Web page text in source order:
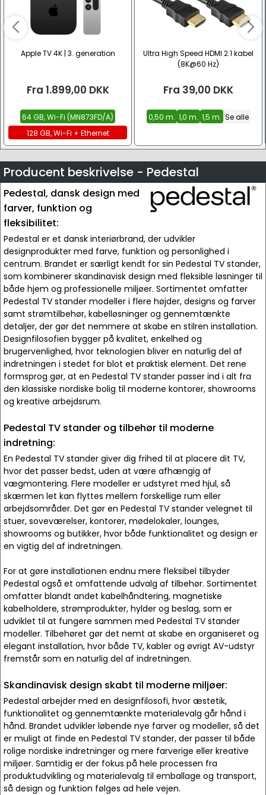
Apple TV 4K | 3. generation
Fra 1.899,00 DKK
64 GB, Wi-Fi (MN873FD/A)
128 GB, Wi-Fi + Ethernet
(MN893FD/A)
Ultra High Speed HDMI 2.1 kabel
(8K@60 Hz)
Fra 39,00 DKK
0,50 m. 1,0 m. 1,5 m. Se alle
Producent beskrivelse - Pedestal
Pedestal, dansk design med
farver, funktion og
fleksibilitet:
Pedestal er et dansk interiørbrand, der udvikler
designprodukter med farve, funktion og personlighed i
centrum. Brandet er særligt kendt for sin Pedestal TV stander,
som kombinerer skandinavisk design med fleksible løsninger til
både hjem og professionelle miljøer. Sortimentet omfatter
Pedestal TV stander modeller i flere højder, designs og farver
samt strømtilbehør, kabelløsninger og gennemtænkte
detaljer, der gør det nemmere at skabe en stilren installation.
Designfilosofien bygger på kvalitet, enkelhed og
brugervenlighed, hvor teknologien bliver en naturlig del af
indretningen i stedet for blot et praktisk element. Det rene
formsprog gør, at en Pedestal TV stander passer ind i alt fra
den klassiske nordiske bolig til moderne kontorer, showrooms
og kreative arbejdsrum.
Pedestal TV stander og tilbehør til moderne
indretning:
En Pedestal TV stander giver dig frihed til at placere dit TV,
hvor det passer bedst, uden at være afhængig af
vægmontering. Flere modeller er udstyret med hjul, så
skærmen let kan flyttes mellem forskellige rum eller
arbejdsområder. Det gør en Pedestal TV stander velegnet til
stuer, soveværelser, kontorer, mødelokaler, lounges,
showrooms og butikker, hvor både funktionalitet og design er
en vigtig del af indretningen.
For at gøre installationen endnu mere fleksibel tilbyder
Pedestal også et omfattende udvalg af tilbehør. Sortimentet
omfatter blandt andet kabelhåndtering, magnetiske
kabelholdere, strømprodukter, hylder og beslag, som er
udviklet til at fungere sammen med Pedestal TV stander
modeller. Tilbehøret gør det nemt at skabe en organiseret og
elegant installation, hvor både TV, kabler og øvrigt AV-udstyr
fremstår som en naturlig del af indretningen.
Skandinavisk design skabt til moderne miljøer:
Pedestal arbejder med en designfilosofi, hvor æstetik,
funktionalitet og gennemtænkte materialevalg går hånd i
hånd. Brandet udvikler løbende nye farver og modeller, så det
er muligt at finde en Pedestal TV stander, der passer til både
rolige nordiske indretninger og mere farverige eller kreative
miljøer. Samtidig er der fokus på hele processen fra
produktudvikling og materialevalg til emballage og transport,
så design og funktion følges ad hele vejen.